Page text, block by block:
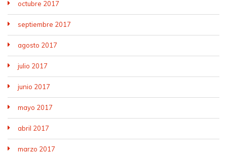
octubre 2017
septiembre 2017
agosto 2017
julio 2017
junio 2017
mayo 2017
abril 2017
marzo 2017